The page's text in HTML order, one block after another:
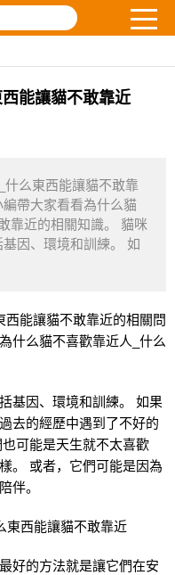
能讓貓不敢靠近
么東西能讓貓不敢靠
帶大家看看為什么貓
靠近的相關知識。 貓咪
因、環境和訓練。 如
能讓貓不敢靠近的相關問
什么貓不喜歡靠近人_什么
基因、環境和訓練。 如果
去的經歷中遇到了不好的
可能是天生就不太喜歡
。 或者，它們可能是因為
伴。
好的方法就是讓它們在安